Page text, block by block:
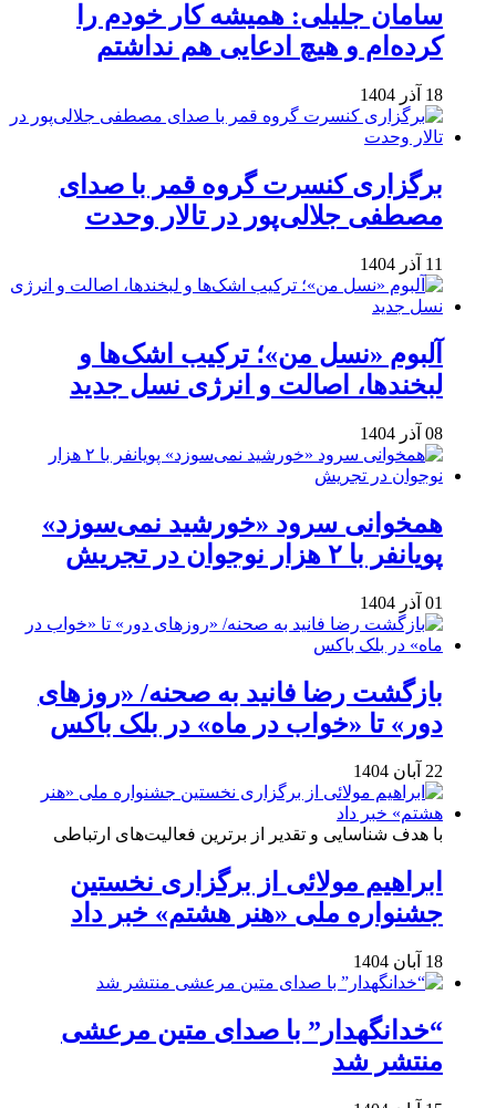
سامان جلیلی: همیشه کار خودم را
کرده‌ام و هیچ ادعایی هم نداشتم
18 آذر 1404
برگزاری کنسرت گروه قمر با صدای
مصطفی جلالی‌پور در تالار وحدت
11 آذر 1404
آلبوم «نسل من»؛ ترکیب اشک‌ها و
لبخندها، اصالت و انرژی نسل جدید
08 آذر 1404
همخوانی سرود «خورشید نمی‌سوزد»
پویانفر با ۲ هزار نوجوان در تجریش
01 آذر 1404
بازگشت رضا فانید به صحنه/ «روزهای
دور» تا «خواب در ماه» در بلک باکس
22 آبان 1404
با هدف شناسایی و تقدیر از برترین فعالیت‌های ارتباطی
ابراهیم مولائی از برگزاری نخستین
جشنواره ملی «هنر هشتم» خبر داد
18 آبان 1404
“خدانگهدار” با صدای متین مرعشی
منتشر شد